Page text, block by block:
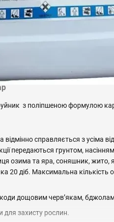
з поліпшеною формулою
справляється з усіма
передаються грунтом,
озима та яра, соняшник, жито,
20 діб. Максимальна кількість
дощовим черв’якам,
захисту рослин.